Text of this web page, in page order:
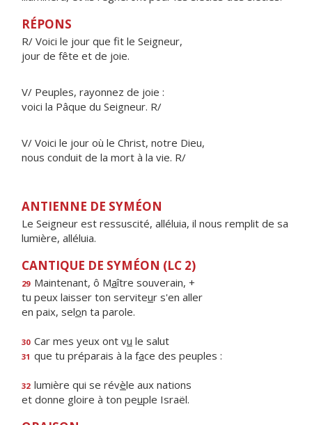
RÉPONS
R/ Voici le jour que fit le Seigneur,
jour de fête et de joie.
V/ Peuples, rayonnez de joie :
voici la Pâque du Seigneur. R/
V/ Voici le jour où le Christ, notre Dieu,
nous conduit de la mort à la vie. R/
ANTIENNE DE SYMÉON
Le Seigneur est ressuscité, alléluia, il nous remplit de sa
lumière, alléluia.
CANTIQUE DE SYMÉON (LC 2)
29 Maintenant, ô Maître souverain, +
tu peux laisser ton serviteur s'en aller
en paix, selon ta parole.
30 Car mes yeux ont vu le salut
31 que tu préparais à la face des peuples :
32 lumière qui se révèle aux nations
et donne gloire à ton peuple Israël.